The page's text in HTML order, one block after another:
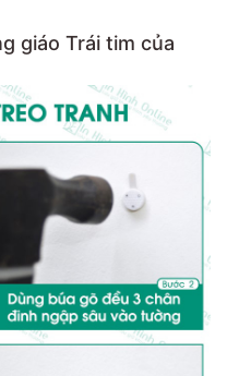
giáo Trái tim của